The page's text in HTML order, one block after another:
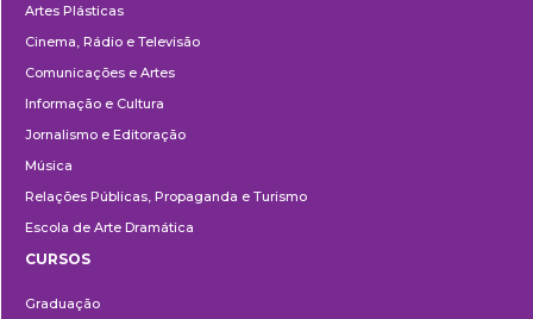
Artes Plásticas
Cinema, Rádio e Televisão
Comunicações e Artes
Informação e Cultura
Jornalismo e Editoração
Música
Relações Públicas, Propaganda e Turismo
Escola de Arte Dramática
CURSOS
Graduação